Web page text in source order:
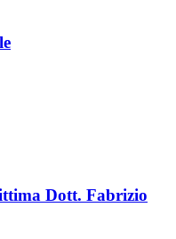
Dott. Fabrizio